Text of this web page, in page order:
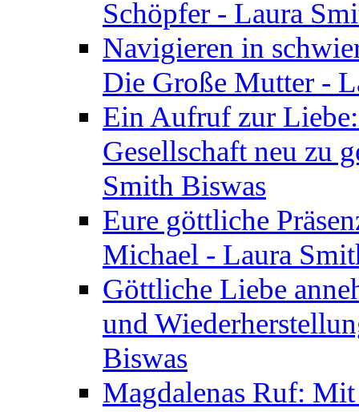
Schöpfer - Laura
Navigieren in
Die Große Mutter -
Ein Aufruf zur
Gesellschaft neu zu
Smith Biswas
Eure göttliche
Michael - Laura
Göttliche Liebe
und
Biswas
Magdalenas Ruf: